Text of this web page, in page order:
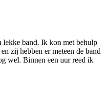
lekke band. Ik kon met behulp
zij hebben er meteen de band
wel. Binnen een uur reed ik